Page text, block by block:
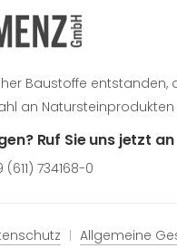
Baustoffe entstanden,
an
Ruf Sie uns jetzt an
(611) 734168-0
Allgemeine